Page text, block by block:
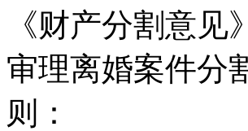
《财产分割意
审理离婚案件分
则：